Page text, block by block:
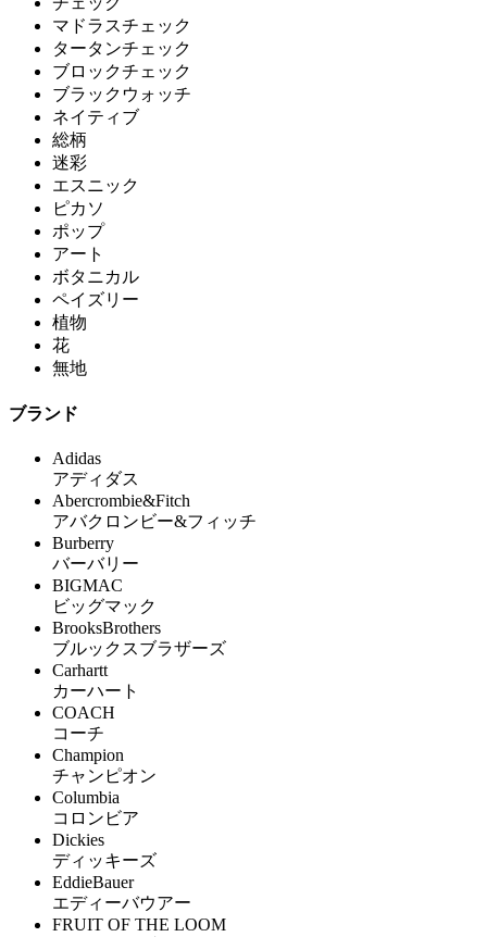
マドラスチェック
タータンチェック
ブロックチェック
ブラックウォッチ
ネイティブ
総柄
迷彩
エスニック
ピカソ
ポップ
アート
ボタニカル
ペイズリー
植物
花
無地
ブランド
Adidas
アディダス
Abercrombie&Fitch
アバクロンビー&フィッチ
Burberry
バーバリー
BIGMAC
ビッグマック
BrooksBrothers
ブルックスブラザーズ
Carhartt
カーハート
COACH
コーチ
Champion
チャンピオン
Columbia
コロンビア
Dickies
ディッキーズ
EddieBauer
エディーバウアー
FRUIT OF THE LOOM